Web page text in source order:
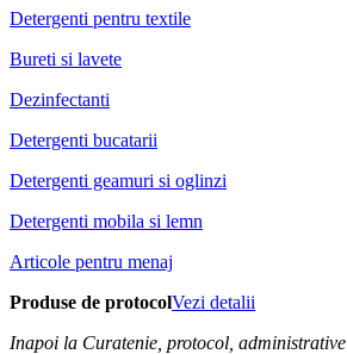
Detergenti pentru textile
Bureti si lavete
Dezinfectanti
Detergenti bucatarii
Detergenti geamuri si oglinzi
Detergenti mobila si lemn
Articole pentru menaj
Produse de protocolVezi detalii
Inapoi la Curatenie, protocol, administrative